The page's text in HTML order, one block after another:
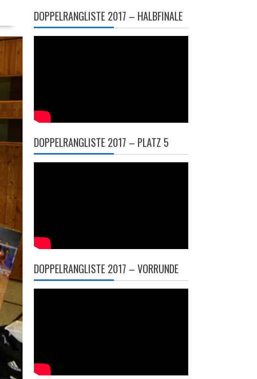
DOPPELRANGLISTE 2017 – HALBFINALE
DOPPELRANGLISTE 2017 – PLATZ 5
DOPPELRANGLISTE 2017 – VORRUNDE